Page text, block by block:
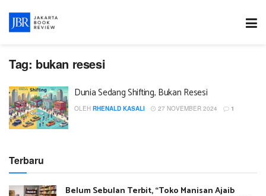
Tag: bukan resesi
Dunia Sedang Shifting, Bukan Resesi
OLEH RHENALD KASALI 27 NOVEMBER 2024 1
Terbaru
Belum Sebulan Terbit, “Toko Manisan Ajaib